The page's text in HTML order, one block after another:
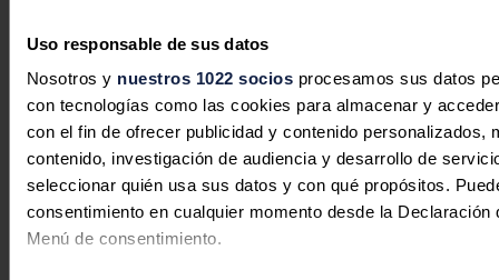
Uso responsable de sus datos
Nosotros y nuestros 1022 sociosprocesamos sus datos
con tecnologías como las cookies para almacenar y
con el fin de ofrecer publicidad y contenido personalizados,
contenido, investigación de audiencia y desarrollo de
seleccionar quién usa sus datos y con qué propósitos.
consentimiento en cualquier momento desde la
Menú de consentimiento.
capacidad
José A. Roca 31/07/2026
Tesla y Zelestra firman un PPA
solar a largo plazo en Texas